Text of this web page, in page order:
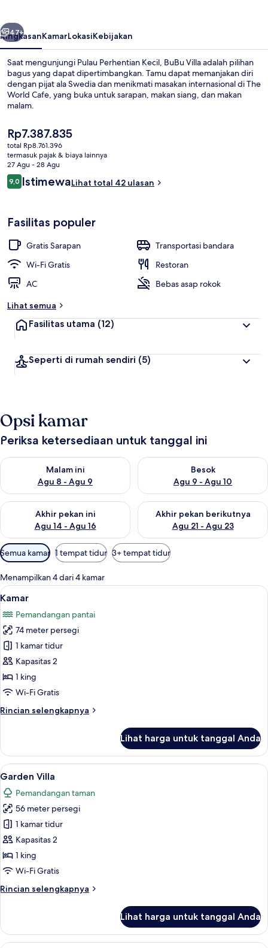
Berikutnya
47+
RingkasanKamarLokasiKebijakan
Saat mengunjungi Pulau Perhentian Kecil, BuBu Villa adalah pilihan
bagus yang dapat dipertimbangkan. Tamu dapat memanjakan diri
dengan pijat ala Swedia dan menikmati masakan internasional di The
World Cafe, yang buka untuk sarapan, makan siang, dan makan
malam.
Harga
saat
ini
Rp7.387.835
Rp7.387.835
total Rp8.761.396
termasuk pajak & biaya lainnya
27 Agu - 28 Agu
Ulasan
9,09,0 dari 10
IstimewaLihat total 42 ulasan
Fasilitas populer
Gratis Sarapan
Transportasi bandara
Wi-Fi Gratis
Restoran
AC
Bebas asap rokok
Lihat semua
Fasilitas utama (12)
Seperti di rumah sendiri (5)
Opsi kamar
Periksa ketersediaan untuk tanggal ini
Malam ini
Agu 8 - Agu 9
Periksa ketersediaan untuk malam ini Agu 8 - Agu 9
Besok
Agu 9 - Agu 10
Periksa ketersediaan untuk
Akhir pekan ini
Agu 14 - Agu 16
Periksa ketersediaan untuk akhir pekan ini Agu 14 - Agu 16
Akhir pekan berikutnya
Agu 21 - Agu 23
Periksa ketersediaan untuk
Filter
tersedia
untuk
kamar
Semua kamar 1 tempat tidur 3+ tempat tidur
Menampilkan 4 dari 4 kamar
Lihat
semua
foto
untuk
Kamar
Isi minibar gratis, brankas, dan Wi-Fi
6
Kamar
Pemandangan pantai
74 meter persegi
1 kamar tidur
Kapasitas 2
1 king
Wi-Fi Gratis
Rincian selengkapnya
Rincian
Kamar
Lihat harga untuk tanggal Anda
Lihat
semua
foto
untuk
Garden
Villa
Garden Villa | Isi minibar gratis,
8
Garden Villa
Pemandangan taman
56 meter persegi
1 kamar tidur
Kapasitas 2
1 king
Wi-Fi Gratis
Rincian selengkapnya
Rincian
Garden
Villa
Lihat harga untuk tanggal Anda